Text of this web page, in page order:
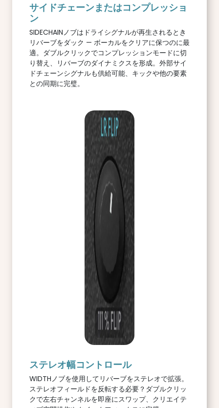
サイドチェーンまたはコンプレッショ
ン
SIDECHAINノブはドライシグナルが再生されるとき
リバーブをダック — ボーカルをクリアに保つのに最
適。ダブルクリックでコンプレッションモードに切
り替え、リバーブのダイナミクスを形成。外部サイ
ドチェーンシグナルも供給可能、キックや他の要素
との同期に完璧。
ステレオ幅コントロール
WIDTHノブを使用してリバーブをステレオで拡張。
ステレオフィールドを反転する必要？ダブルクリッ
クで左右チャンネルを即座にスワップ、クリエイテ